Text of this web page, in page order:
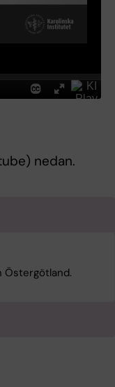
nedan.
Östergötland.